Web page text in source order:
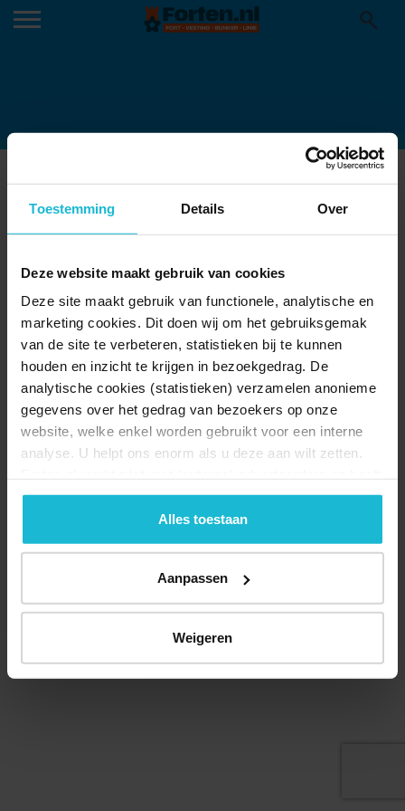
Toestemming Details Over
Deze website maakt gebruik van cookies
Deze site maakt gebruik van functionele, analytische en
marketing cookies. Dit doen wij om het gebruiksgemak
van de site te verbeteren, statistieken bij te kunnen
houden en inzicht te krijgen in bezoekgedrag. De
analytische cookies (statistieken) verzamelen anonieme
gegevens over het gedrag van bezoekers op onze
website, welke enkel worden gebruikt voor een interne
analyse. U helpt ons enorm als u deze aan wilt zetten.
geen commerciële doelstelling. U kunt deze cookies via
de knoppen accepteren, beheren of weigeren.
Alles toestaan
Aanpassen
Weigeren
© 2026 Stichting Forten Nederland
Over ons
Doneer nu Disclaimer
Contact
Forten.nl wordt ondersteund door de